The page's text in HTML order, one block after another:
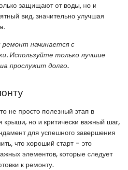
защищают от воды, но и
вид, значительно улучшая
начинается с
Используйте только лучшие
прослужит долго.
не просто полезный этап в
крыши, но и критически важный шаг,
для успешного завершения
что хороший старт – это
элементов, которые следует
к ремонту.